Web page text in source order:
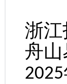
浙
舟
2025